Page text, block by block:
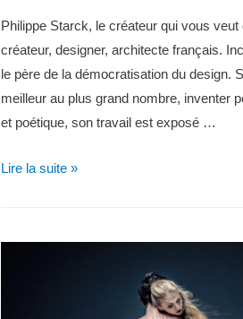
Philippe Starck, le créateur qui vous
créateur, designer, architecte français.
le père de la démocratisation du design.
meilleur au plus grand nombre, inventer
et poétique, son travail est exposé …
Zoom
Philippe
Lire la suite »